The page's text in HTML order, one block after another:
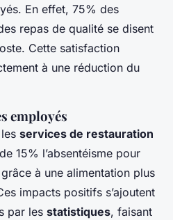
En effet, 75% des
repas de qualité se disent
Cette satisfaction
à une réduction du
employés
services de restauration
15% l’absentéisme pour
à une alimentation plus
impacts positifs s’ajoutent
par les statistiques, faisant